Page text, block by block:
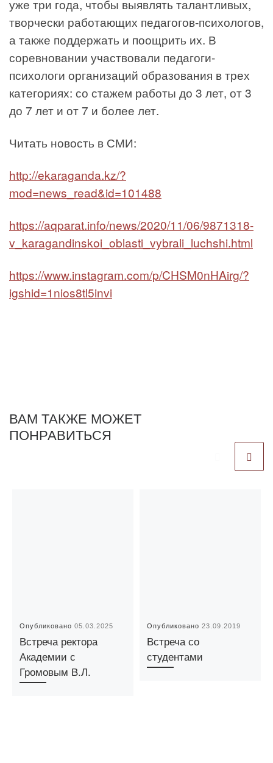
уже три года, чтобы выявлять талантливых,
творчески работающих педагогов-психологов,
а также поддержать и поощрить их. В
соревновании участвовали педагоги-
психологи организаций образования в трех
категориях: со стажем работы до 3 лет, от 3
до 7 лет и от 7 и более лет.
Читать новость в СМИ:
http://ekaraganda.kz/?
mod=news_read&id=101488
https://aqparat.info/news/2020/11/06/9871318-
v_karagandinskoi_oblasti_vybrali_luchshi.html
https://www.instagram.com/p/CHSM0nHAirg/?
igshid=1nios8tl5invi
ВАМ ТАКЖЕ МОЖЕТ
ПОНРАВИТЬСЯ
Опубликовано05.03.2025
Встреча ректора
Академии с
Громовым В.Л.
Опубликовано23.09.2019
Встреча со
студентами